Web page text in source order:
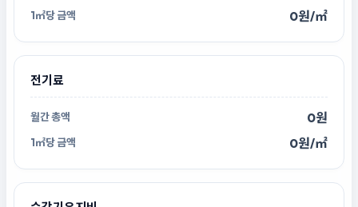
0원/㎡
전기료
0원
0원/㎡